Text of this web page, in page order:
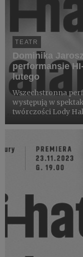
TEATR
Dominika
performansie
lutego
Wszechstronna
występują w
twórczości Lody
dwudziestolecia